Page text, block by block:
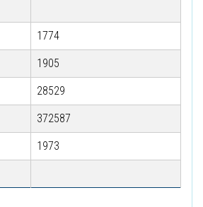
1774
1905
28529
372587
1973